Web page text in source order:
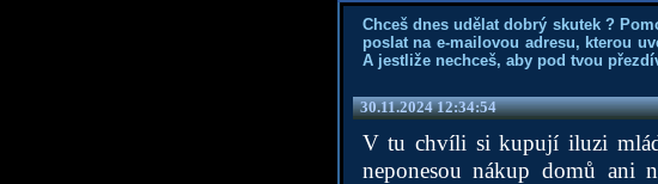
Chceš dnes udělat dobrý skutek ?
poslat na e-mailovou adresu, kterou
A jestliže nechceš, aby pod tvou
30.11.2024 12:34:54
V tu chvíli si kupují iluzi
neponesou nákup domů ani